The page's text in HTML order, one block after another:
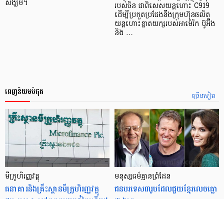
សង្ឃឹម។
របស់ចិន ជាពិសេសយន្តហោះ C919
ដើម្បីប្រកួតប្រជែងនឹងក្រុមហ៊ុនផលិត
យន្តហោះខ្នាតយក្សរបស់អាម៉េរិក ប៊ូអ៊ីង
និង …
ច្រើនទៀត
ពេញនិយមបំផុត
មីក្រូ​ហិរញ្ញវត្ថុ
ធនាគារ​និង​គ្រឹះស្ថាន​មីក្រូ​ហិរញ្ញវត្ថុ​
មនុស្ស​ធម៌​គ្មាន​ព្រំដែន
ជន​បរទេស​៣​រូប​ដែល​ជួយ​ខ្មែរ​លេច​ធ្លោ​